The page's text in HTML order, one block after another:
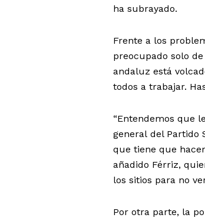
ha subrayado.
Frente a los
preocupado solo
andaluz está
todos a trabajar.
“Entendemos que
general del Partido
que tiene que
añadido Férriz,
los sitios para no
Por otra parte, la